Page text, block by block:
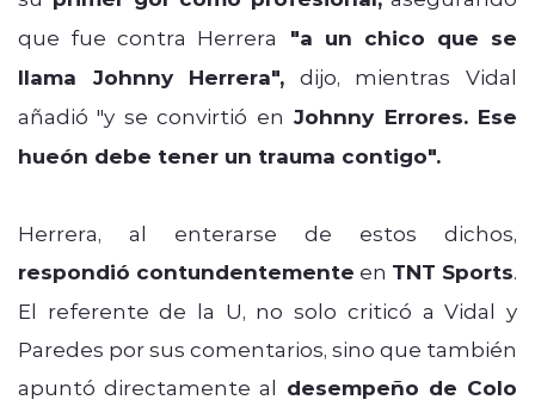
que fue contra Herrera
"a un chico que se
llama Johnny Herrera", dijo, mientras Vidal
añadió "y se convirtió en Johnny Errores. Ese
hueón debe tener un trauma contigo".
Herrera, al enterarse de estos dichos,
respondió contundentemente en TNT Sports.
El referente de la U, no solo criticó a Vidal y
Paredes por sus comentarios, sino que también
apuntó directamente al desempeño de Colo